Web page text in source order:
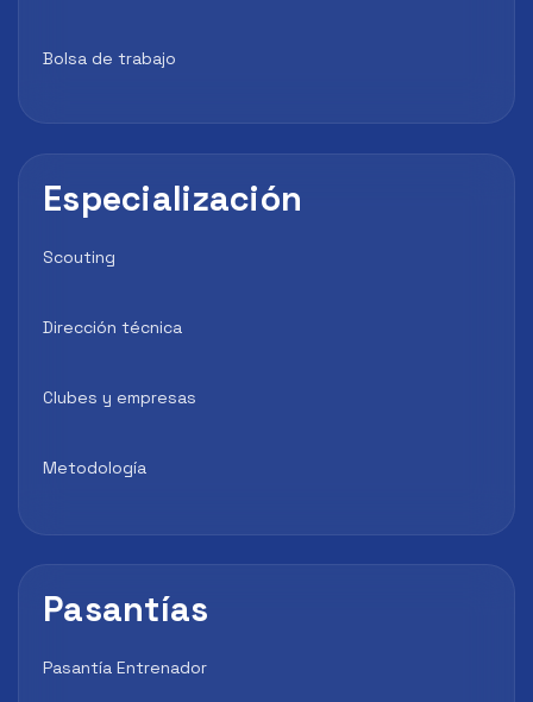
Bolsa de trabajo
Especialización
Scouting
Dirección técnica
Clubes y empresas
Metodología
Pasantías
Pasantía Entrenador